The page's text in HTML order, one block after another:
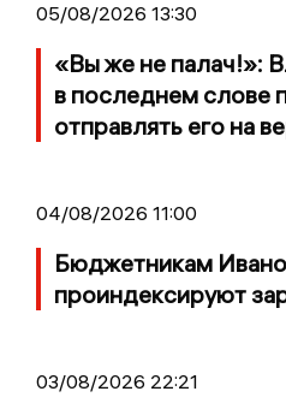
05/08/2026 13:30
«Вы же не палач!»:
в последнем слове
отправлять его на
04/08/2026 11:00
Бюджетникам
проиндексируют
03/08/2026 22:21